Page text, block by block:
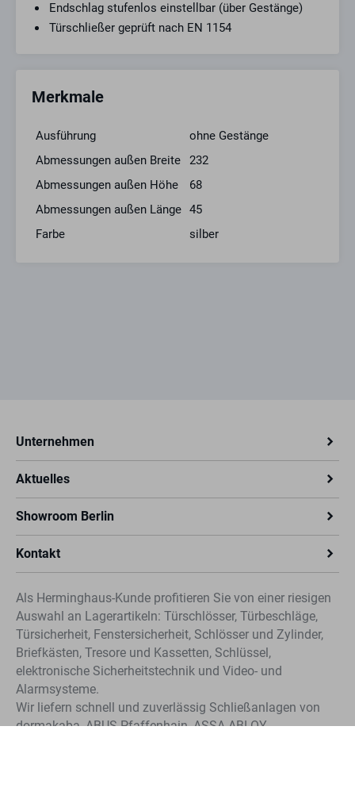
Endschlag stufenlos einstellbar (über Gestänge)
Türschließer geprüft nach EN 1154
Merkmale
Ausführung
ohne Gestänge
Abmessungen außen Breite
232
Abmessungen außen Höhe
68
Abmessungen außen Länge 45
Farbe
silber
Unternehmen
Aktuelles
Showroom Berlin
Kontakt
Als Herminghaus-Kunde profitieren Sie von einer riesigen
Auswahl an Lagerartikeln: Türschlösser, Türbeschläge,
Türsicherheit, Fenstersicherheit, Schlösser und Zylinder,
Briefkästen, Tresore und Kassetten, Schlüssel,
elektronische Sicherheitstechnik und Video- und
Alarmsysteme.
Wir liefern schnell und zuverlässig Schließanlagen von
dormakaba, ABUS-Pfaffenhain, ASSA ABLOY